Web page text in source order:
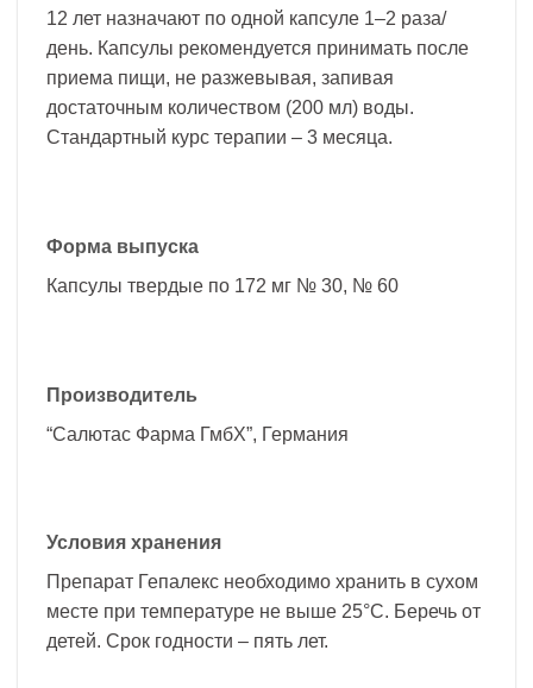
12 лет назначают по одной капсуле 1–2 раза/
день. Капсулы рекомендуется принимать после
приема пищи, не разжевывая, запивая
достаточным количеством (200 мл) воды.
Стандартный курс терапии – 3 месяца.
Форма выпуска
Капсулы твердые по 172 мг № 30, № 60
Производитель
“Салютас Фарма ГмбХ”, Германия
Условия хранения
Препарат Гепалекс необходимо хранить в сухом
месте при температуре не выше 25°С. Беречь от
детей. Срок годности – пять лет.